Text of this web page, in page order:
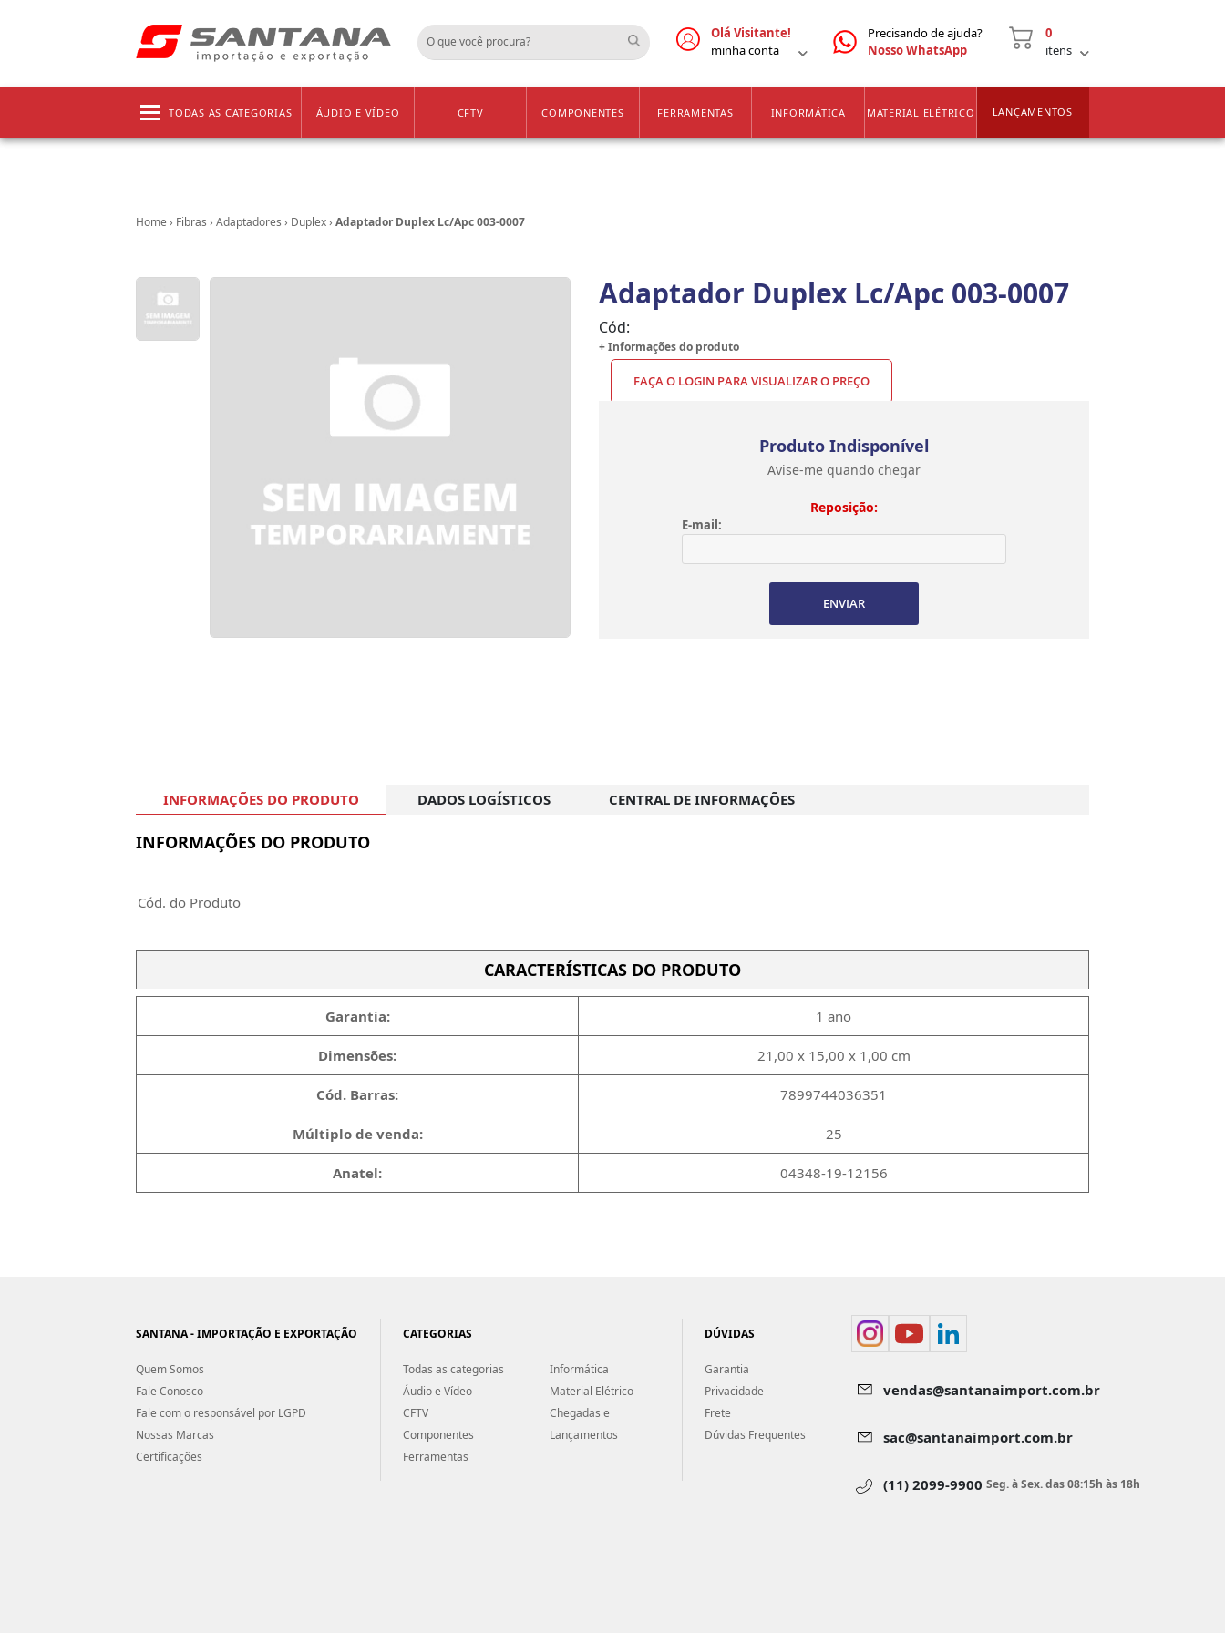
Olá Visitante!
minha conta
Precisando de ajuda?
Nosso WhatsApp
0
itens
TODAS AS CATEGORIAS ÁUDIO E VÍDEO CFTV COMPONENTES FERRAMENTAS INFORMÁTICA MATERIAL ELÉTRICO LANÇAMENTOS
Home › Fibras › Adaptadores › Duplex› Adaptador Duplex Lc/Apc 003-0007
Adaptador Duplex Lc/Apc 003-0007
Cód:
+ Informações do produto
FAÇA O LOGIN PARA VISUALIZAR O PREÇO
Produto Indisponível
Avise-me quando chegar
Reposição:
E-mail:
ENVIAR
INFORMAÇÕES DO PRODUTO DADOS LOGÍSTICOS CENTRAL DE INFORMAÇÕES
INFORMAÇÕES DO PRODUTO
Cód. do Produto
CARACTERÍSTICAS DO PRODUTO
Garantia: 1 ano
Dimensões: 21,00 x 15,00 x 1,00 cm
Cód. Barras: 7899744036351
Múltiplo de venda: 25
Anatel: 04348-19-12156
SANTANA - IMPORTAÇÃO E EXPORTAÇÃO
Quem Somos
Fale Conosco
Fale com o responsável por LGPD
Nossas Marcas
Certificações
CATEGORIAS
Todas as categorias
Áudio e Vídeo
CFTV
Componentes
Ferramentas
Informática
Material Elétrico
Chegadas e
Lançamentos
DÚVIDAS
Garantia
Privacidade
Frete
Dúvidas Frequentes
vendas@santanaimport.com.br
sac@santanaimport.com.br
(11) 2099-9900 Seg. à Sex. das 08:15h às 18h